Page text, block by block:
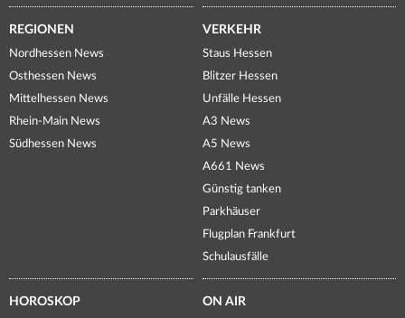
REGIONEN
Nordhessen News
Osthessen News
Mittelhessen News
Rhein-Main News
Südhessen News
VERKEHR
Staus Hessen
Blitzer Hessen
Unfälle Hessen
A3 News
A5 News
A661 News
Günstig tanken
Parkhäuser
Flugplan Frankfurt
Schulausfälle
HOROSKOP ON AIR